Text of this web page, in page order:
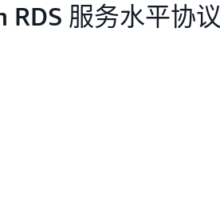
RDS 服务水平协议